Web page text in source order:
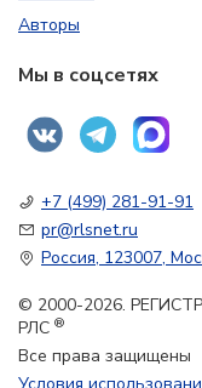
Авторы
Мы в соцсетях
+7 (499) 281-91-91
pr@rlsnet.ru
Россия, 123007,
© 2000-2026.
РЛС ®
Все права защищены